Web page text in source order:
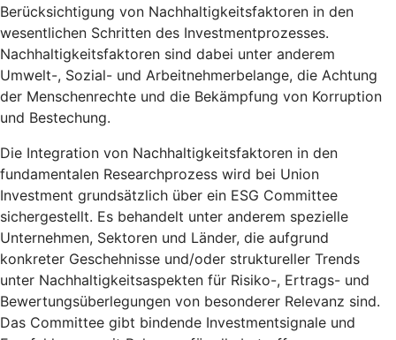
Berücksichtigung von Nachhaltigkeitsfaktoren in den
wesentlichen Schritten des Investmentprozesses.
Nachhaltigkeitsfaktoren sind dabei unter anderem
Umwelt-, Sozial- und Arbeitnehmerbelange, die Achtung
der Menschenrechte und die Bekämpfung von Korruption
und Bestechung.
Die Integration von Nachhaltigkeitsfaktoren in den
fundamentalen Researchprozess wird bei Union
Investment grundsätzlich über ein ESG Committee
sichergestellt. Es behandelt unter anderem spezielle
Unternehmen, Sektoren und Länder, die aufgrund
konkreter Geschehnisse und/oder struktureller Trends
unter Nachhaltigkeitsaspekten für Risiko-, Ertrags- und
Bewertungsüberlegungen von besonderer Relevanz sind.
Das Committee gibt bindende Investmentsignale und